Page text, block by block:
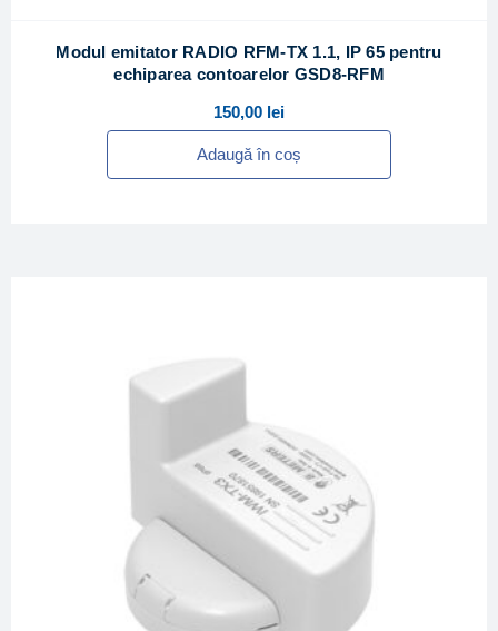
Modul emitator RADIO RFM-TX 1.1, IP 65 pentru
echiparea contoarelor GSD8-RFM
150,00 lei
Adaugă în coș